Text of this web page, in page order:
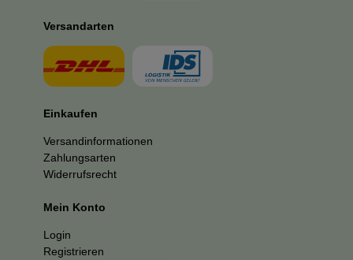
Versandarten
Einkaufen
Versandinformationen
Zahlungsarten
Widerrufsrecht
Mein Konto
Login
Registrieren